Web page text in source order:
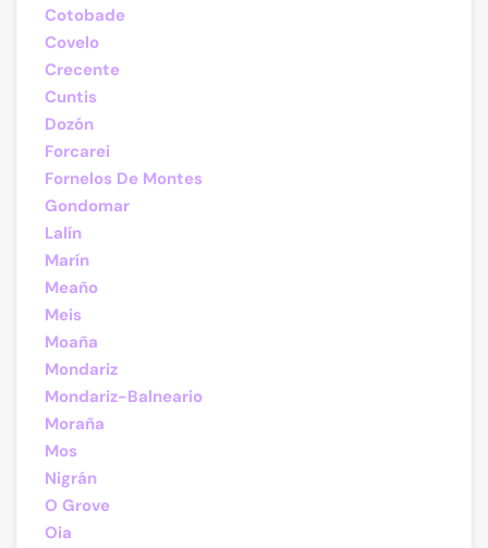
Cotobade
Covelo
Crecente
Cuntis
Dozón
Forcarei
Fornelos De Montes
Gondomar
Lalín
Marín
Meaño
Meis
Moaña
Mondariz
Mondariz-Balneario
Moraña
Mos
Nigrán
O Grove
Oia